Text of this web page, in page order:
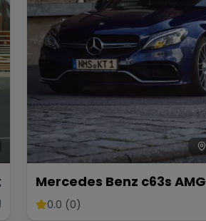
Mercedes Benz c63s AMG
0.0 (0)